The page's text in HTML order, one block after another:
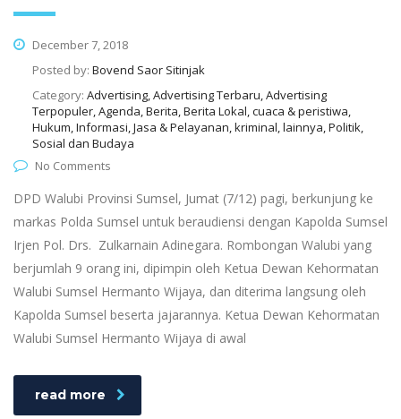
December 7, 2018
Posted by: Bovend Saor Sitinjak
Category: Advertising, Advertising Terbaru, Advertising
Terpopuler, Agenda, Berita, Berita Lokal, cuaca & peristiwa,
Hukum, Informasi, Jasa & Pelayanan, kriminal, lainnya, Politik,
Sosial dan Budaya
No Comments
DPD Walubi Provinsi Sumsel, Jumat (7/12) pagi, berkunjung ke
markas Polda Sumsel untuk beraudiensi dengan Kapolda Sumsel
Irjen Pol. Drs. Zulkarnain Adinegara. Rombongan Walubi yang
berjumlah 9 orang ini, dipimpin oleh Ketua Dewan Kehormatan
Walubi Sumsel Hermanto Wijaya, dan diterima langsung oleh
Kapolda Sumsel beserta jajarannya. Ketua Dewan Kehormatan
Walubi Sumsel Hermanto Wijaya di awal
read more